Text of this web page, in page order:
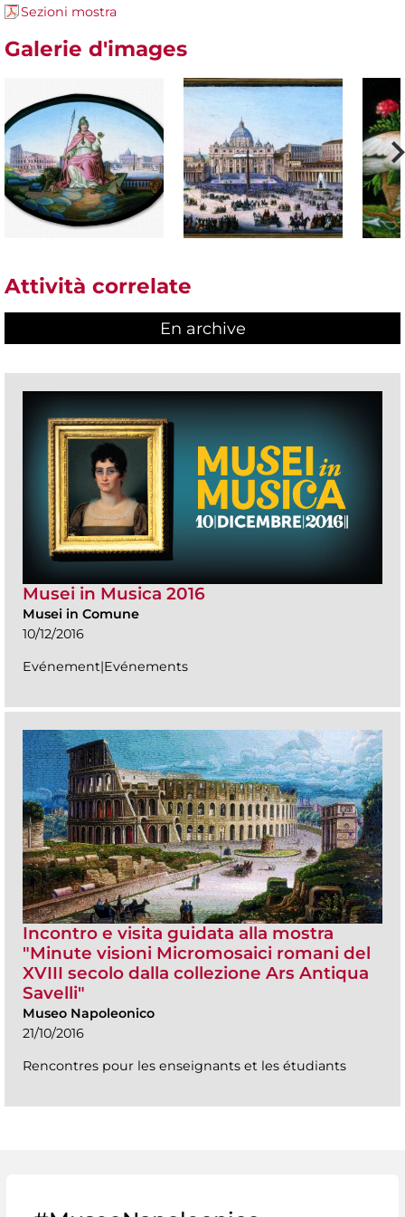
Sezioni mostra
Galerie d'images
Attività correlate
En archive
Musei in Musica 2016
Musei in Comune
10/12/2016
Evénement|Evénements
Incontro e visita guidata alla mostra
"Minute visioni Micromosaici romani del
XVIII secolo dalla collezione Ars Antiqua
Savelli"
Museo Napoleonico
21/10/2016
Rencontres pour les enseignants et les étudiants